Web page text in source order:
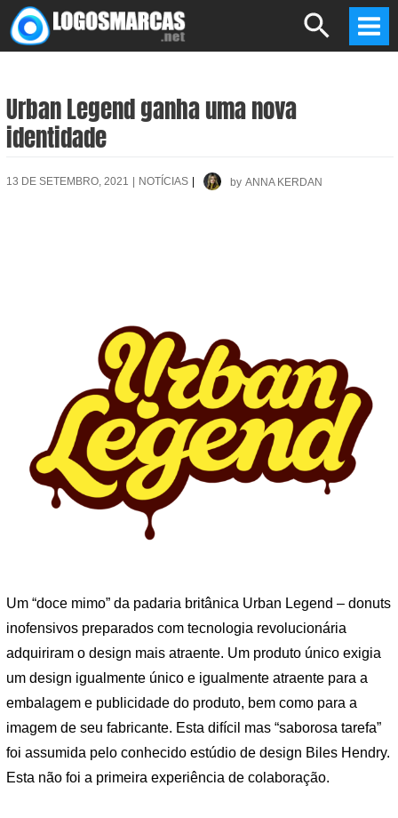
Skip
to
Search
Urban Legend ganha uma nova
identidade
13 DE SETEMBRO, 2021 NOTÍCIAS by ANNA KERDAN
Um “doce mimo” da padaria britânica Urban Legend – donuts
inofensivos preparados com tecnologia revolucionária
adquiriram o design mais atraente. Um produto único exigia
um design igualmente único e igualmente atraente para a
embalagem e publicidade do produto, bem como para a
imagem de seu fabricante. Esta difícil mas “saborosa tarefa”
foi assumida pelo conhecido estúdio de design Biles Hendry.
Esta não foi a primeira experiência de colaboração.